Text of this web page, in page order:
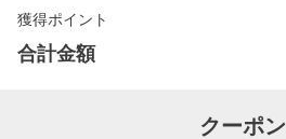
獲得ポイント
合計金額
クーポン